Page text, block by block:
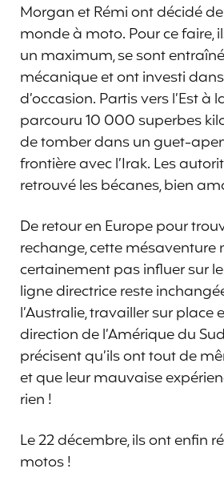
Morgan et Rémi ont décidé
monde à moto. Pour ce faire,
un maximum, se sont
mécanique et ont investi
d’occasion. Partis vers l’Est à
parcouru 10 000 superbes
de tomber dans un guet-
frontière avec l’Irak. Les
retrouvé les bécanes, bien
De retour en Europe pour
rechange, cette mésaventure
certainement pas influer sur
ligne directrice reste
l’Australie, travailler sur place
direction de l’Amérique du
précisent qu’ils ont tout de
et que leur mauvaise
rien !
Le 22 décembre, ils ont enfin
motos !